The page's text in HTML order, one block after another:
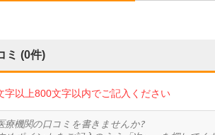
ミ (0件)
以上800文字以内でご記入ください